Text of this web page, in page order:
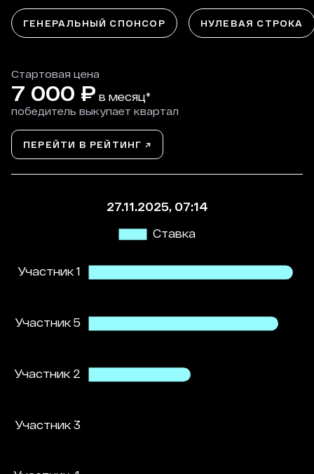
ГЕНЕРАЛЬНЫЙ СПОНСОР НУЛЕВАЯ СТРОКА
Стартовая цена
7 000 ₽ в месяц*
победитель выкупает квартал
ПЕРЕЙТИ В РЕЙТИНГ ↗